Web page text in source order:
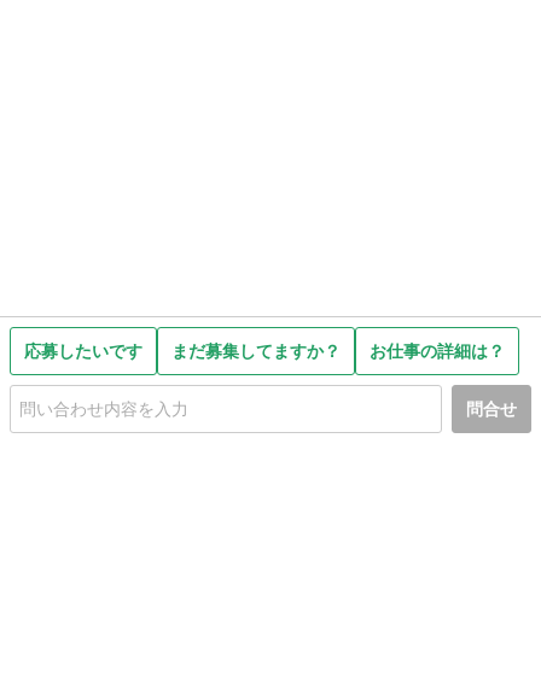
応募したいです まだ募集してますか？ お仕事の詳細は？
問合せ